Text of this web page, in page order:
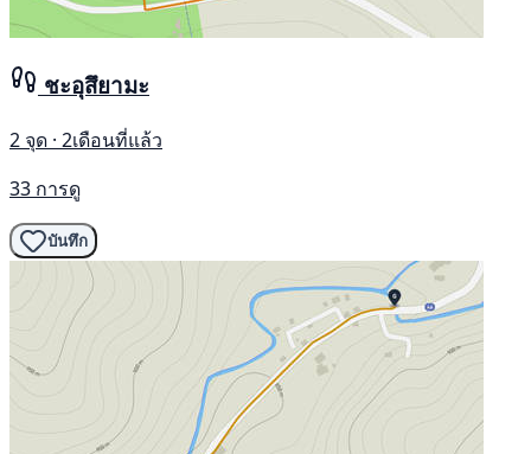
ชะอุสึยามะ
2 จุด · 2เดือนที่แล้ว
33 การดู
บันทึก